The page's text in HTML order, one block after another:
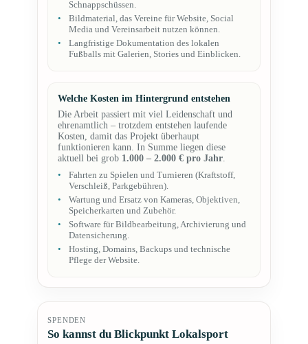
Schnappschüssen.
Bildmaterial, das Vereine für Website, Social
Media und Vereinsarbeit nutzen können.
Langfristige Dokumentation des lokalen
Fußballs mit Galerien, Stories und Einblicken.
Welche Kosten im Hintergrund entstehen
Die Arbeit passiert mit viel Leidenschaft und
ehrenamtlich – trotzdem entstehen laufende
Kosten, damit das Projekt überhaupt
funktionieren kann. In Summe liegen diese
aktuell bei grob 1.000 – 2.000 € pro Jahr
Fahrten zu Spielen und Turnieren (Kraftstoff,
Verschleiß, Parkgebühren).
Wartung und Ersatz von Kameras, Objektiven,
Speicherkarten und Zubehör.
Software für Bildbearbeitung, Archivierung und
Datensicherung.
Hosting, Domains, Backups und technische
Pflege der Website.
SPENDEN
So kannst du Blickpunkt Lokalsport